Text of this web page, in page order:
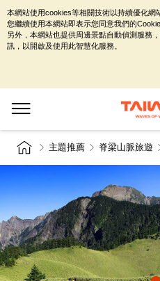
主題推薦 脊梁山脈旅遊
本網站使用cookies等相關技術以持續優化
您繼續使用本網站即表示您同意我們的Cookie
另外，本網站也提供周邊景點自動偵測服務
訊，以開啟及使用此智慧化服務。